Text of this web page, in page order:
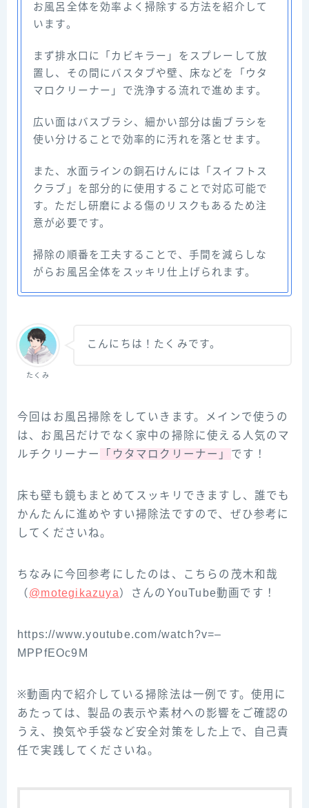
お風呂全体を効率よく掃除する方法を紹介して
います。
まず排水口に「カビキラー」をスプレーして放
置し、その間にバスタブや壁、床などを「ウタ
マロクリーナー」で洗浄する流れで進めます。
広い面はバスブラシ、細かい部分は歯ブラシを
使い分けることで効率的に汚れを落とせます。
また、水面ラインの銅石けんには「スイフトス
クラブ」を部分的に使用することで対応可能で
す。ただし研磨による傷のリスクもあるため注
意が必要です。
掃除の順番を工夫することで、手間を減らしな
がらお風呂全体をスッキリ仕上げられます。
たくみ
こんにちは！たくみです。
今回はお風呂掃除をしていきます。メインで使うの
は、お風呂だけでなく家中の掃除に使える人気のマ
ルチクリーナー
「ウタマロクリーナー」 です！
床も壁も鏡もまとめてスッキリできますし、誰でも
かんたんに進めやすい掃除法ですので、ぜひ参考に
してくださいね。
ちなみに今回参‌考‌に‌し‌た‌の‌は、‌こ‌ち‌ら‌の‌茂‌木‌和‌哉‌
（‌‌ @motegikazuya‌‌）‌さ‌ん‌の‌YouTube‌動‌画‌で‌す！
https://www.youtube.com/watch?v=–
MPPfEOc9M
※動画内で紹介している掃除法は一例です。使用に
あたっては、製品の表示や素材への影響をご確認の
うえ、換気や手袋など安全対策をした上で、自己責
任で実践してくださいね。